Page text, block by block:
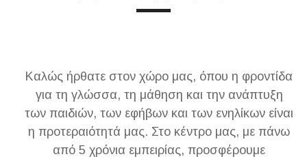
Καλώς ήρθατε στον χώρο μας, όπου η φροντίδα
για τη γλώσσα, τη μάθηση και την ανάπτυξη
των παιδιών, των εφήβων και των ενηλίκων είναι
η προτεραιότητά μας. Στο κέντρο μας, με πάνω
από 5 χρόνια εμπειρίας, προσφέρουμε